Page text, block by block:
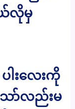
လိုမှ
းလေးကို
ော်လည်းမ